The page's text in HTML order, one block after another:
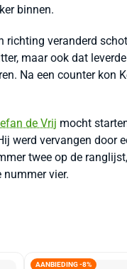
binnen.
veranderd
maar ook dat
Na een counter kon
de Vrij mocht
werd vervangen door
twee op de
vier.
AANBIEDING -8%